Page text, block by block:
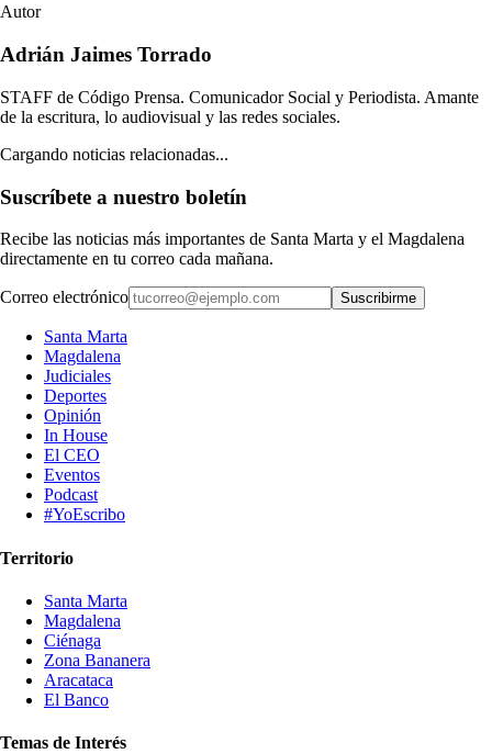
Autor
Adrián Jaimes Torrado
STAFF de Código Prensa. Comunicador Social y Periodista. Amante
de la escritura, lo audiovisual y las redes sociales.
Cargando noticias relacionadas...
Suscríbete a nuestro boletín
Recibe las noticias más importantes de Santa Marta y el Magdalena
directamente en tu correo cada mañana.
Correo electrónico Suscribirme
Santa Marta
Magdalena
Judiciales
Deportes
Opinión
In House
El CEO
Eventos
Podcast
#YoEscribo
Territorio
Santa Marta
Magdalena
Ciénaga
Zona Bananera
Aracataca
El Banco
Temas de Interés